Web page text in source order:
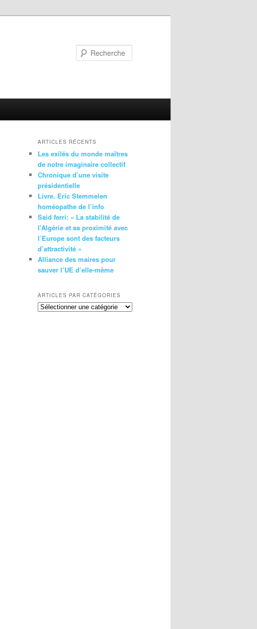
ARTICLES RÉCENTS
Les exilés du monde maîtres
de notre imaginaire collectif
Chronique d’une visite
présidentielle
Livre. Eric Stemmelen
homéopathe de l’info
Said ferri: « La stabilité de
l’Algérie et sa proximité avec
l’Europe sont des facteurs
d’attractivité »
Alliance des maires pour
sauver l’UE d’elle-même
ARTICLES PAR CATÉGORIES
Articles